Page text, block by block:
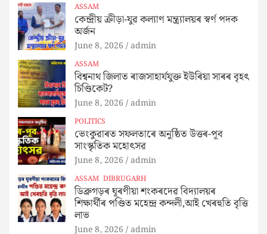
ASSAM
কেন্দ্ৰীয় ক্রীড়া-যুৱ কল্যাণ মন্ত্ৰ্যালয়ৰ স্বৰ্ণ পদক
অৰ্জন
June 8, 2026 admin
ASSAM
বিশ্বনাথ জিলাত ৰাজসাহাৰ্যযুক্ত ইউৰিয়া সাৰৰ বৃহৎ
চিণ্ডিকেট?
June 8, 2026 admin
POLITICS
ভেংকুৱাৰত সফলতাৰে অনুষ্ঠিত উত্তৰ-পূব
সাংস্কৃতিক মহোৎসৱ
June 8, 2026 admin
ASSAM DIBRUGARH
ডিব্ৰুগড়ৰ ঘূৰণীয়া শংকৰদেৱ বিদ্যালয়ৰ
শিক্ষাৰ্থীৰ পণ্ডিত মহেন্দ্ৰ কন্দলী,আই খেৰহুতি বৃত্তি
লাভ
June 8, 2026 admin